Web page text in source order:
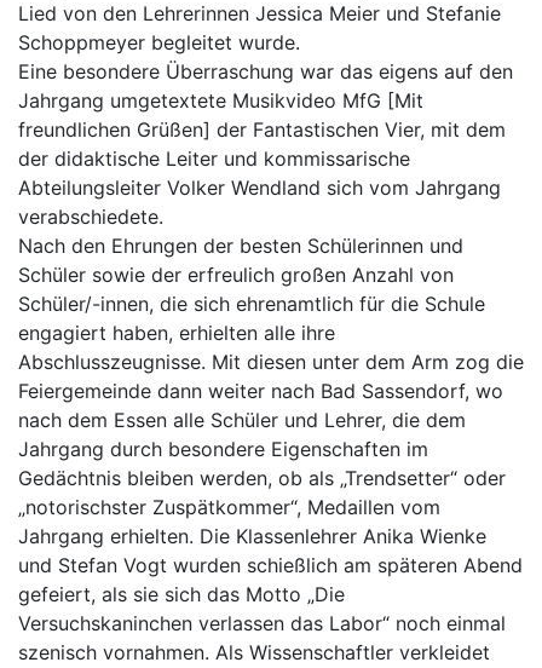
Lied von den Lehrerinnen Jessica Meier und Stefanie
Schoppmeyer begleitet wurde.
Eine besondere Überraschung war das eigens auf den
Jahrgang umgetextete Musikvideo MfG [Mit
freundlichen Grüßen] der Fantastischen Vier, mit dem
der didaktische Leiter und kommissarische
Abteilungsleiter Volker Wendland sich vom Jahrgang
verabschiedete.
Nach den Ehrungen der besten Schülerinnen und
Schüler sowie der erfreulich großen Anzahl von
Schüler/-innen, die sich ehrenamtlich für die Schule
engagiert haben, erhielten alle ihre
Abschlusszeugnisse. Mit diesen unter dem Arm zog die
Feiergemeinde dann weiter nach Bad Sassendorf, wo
nach dem Essen alle Schüler und Lehrer, die dem
Jahrgang durch besondere Eigenschaften im
Gedächtnis bleiben werden, ob als „Trendsetter“ oder
„notorischster Zuspätkommer“, Medaillen vom
Jahrgang erhielten. Die Klassenlehrer Anika Wienke
und Stefan Vogt wurden schießlich am späteren Abend
gefeiert, als sie sich das Motto „Die
Versuchskaninchen verlassen das Labor“ noch einmal
szenisch vornahmen. Als Wissenschaftler verkleidet